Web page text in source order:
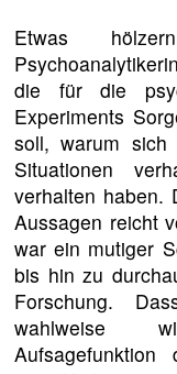
Etwas
die für die
Experiments
soll, warum sich
Situationen
verhalten haben.
Aussagen reicht
war ein mutiger
bis hin zu
Forschung.
wahlweise